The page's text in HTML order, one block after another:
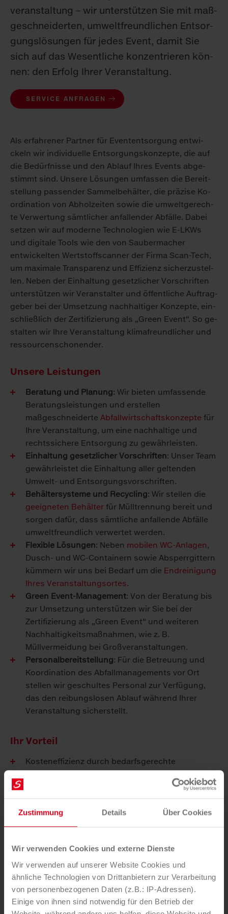
Zustimmung Details Über Cookies
Wir verwenden Cookies und externe Dienste
Wir verwenden auf unserer Website Cookies und
ähnliche Technologien von Drittanbietern zur Verarbeitung
von personenbezogenen Daten (z.B.: IP-Adressen).
Einige von ihnen sind notwendig für den Betrieb der
ver­an­stal­tung – wir un­ter­stüt­zen Sie mit maß­
ge­schnei­der­ten, um­welt­freund­li­chen Ent­sor­
gungs­lö­sun­gen für je­des Event, da­mit Sie
sich auf das We­sent­li­che kon­zen­trie­ren kön­
nen: den Er­folg Ih­rer Ver­an­stal­tung.
SERVICE ANFRAGEN
Als er­fah­re­ner Part­ner für Even­t­ent­sor­gung ent­wi­
ckeln wir in­di­vi­du­el­le Ent­sor­gungs­kon­zep­te, die auf
die Be­dürf­nis­se und den Ab­lauf Ih­res Events ab­ge­
stimmt sind. Un­se­re Lö­sun­gen um­fas­sen die Be­reit­
stel­lung pas­sen­der Sam­mel­be­häl­ter, die prä­zi­se Ko­
or­di­na­ti­on von Ab­hol­zei­ten so­wie die um­welt­ge­rech­
te Ver­wer­tung sämt­li­cher an­fal­len­der Ab­fäl­le. Da­bei
set­zen wir auf mo­der­ne Tech­no­lo­gi­en wie E-LKWs
und di­gi­ta­le Tools wie den von Saubermacher
entwickelten Wertstoffscanner der Firma Scan-Tech,
um ma­xi­ma­le Trans­pa­renz und Ef­fi­zi­enz si­cher­zu­stel­
len. Ne­ben der Ein­hal­tung ge­setz­li­cher Vor­schrif­ten
un­ter­stüt­zen wir Ver­an­stal­ter und öf­fent­li­che Auf­trag­
ge­ber bei der Um­set­zung nach­hal­ti­ger Kon­zep­te, ein­
schließ­lich der Zer­ti­fi­zie­rung als „Green Event“. So ge­
stal­ten wir Ih­re Ver­an­stal­tung kli­ma­freund­li­cher und
res­sour­cen­scho­nen­der.
Unsere Leistungen
Beratung und Planung: Wir bieten umfassende
Beratungsleistungen und erstellen
maßgeschneiderte Abfallwirtschaftskonzepte für
Ihre Veranstaltung, um eine nachhaltige und
rechtssichere Entsorgung zu gewährleisten.
Einhaltung gesetzlicher Vorschriften: Unser Team
gewährleistet die Einhaltung aller geltenden
Umwelt- und Entsorgungsvorschriften.
Behältersysteme und Recycling: Wir stellen die
geeigneten Behälter für Mülltrennung bereit und
sorgen dafür, dass sämtliche anfallende Ab­fäl­le
umweltfreundlich verwertet werden.
Flexible Lösungen: Neben mobilen WC-Anlagen,
Dusch- und WC-Con­tainern sowie Absperrgittern
kümmern wir uns bei Bedarf um die End­reinigung
Ihres Veranstaltungsortes.
Green Event-Management: Von der Beratung bis
zur Umsetzung un­ter­stützen wir Sie bei der
Zertifizierung als „Green Event“ und wei­te­ren
Nachhaltigkeitsmaßnahmen, wie z. B.
Müllvermeidung bei Groß­veranstaltungen.
Personalbereitstellung: Für die Betreuung und
Koordination des Ab­fall­managements vor Ort
stellen wir geschultes Personal zur Ver­fü­gung,
das den reibungslosen Ablauf während Ihrer
Veranstaltung si­cher­stellt.
Ihr Vorteil
Kosteneffizienz durch bedarfsgerechte
Entsorgungslösungen
Jahrzehntelange Erfahrung im Event-Bereich
Rechtssicherheit durch Einhaltung aller
gesetzlichen Vorgaben
Nachhaltige Veranstaltung durch gezielte
Zeitersparnis durch Personalbereitstellung
Erfolgsbeispiel: Green Event bei der Ski-
WM 2025